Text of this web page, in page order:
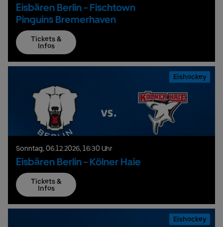
Eisbären Berlin - Fischtown
Pinguins Bremerhaven
Tickets &
Infos
Eishockey
Sonntag, 06.12.2026, 16:30 Uhr
Eisbären Berlin - Kölner Haie
Tickets &
Infos
Eishockey